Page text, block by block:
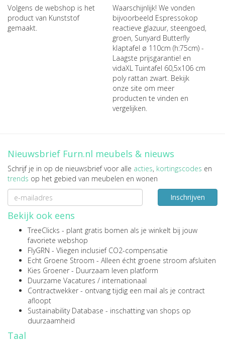
Volgens de webshop is het
product van Kunststof
gemaakt.
Waarschijnlijk! We vonden
bijvoorbeeld Espressokop
reactieve glazuur, steengoed,
groen, Sunyard Butterfly
klaptafel ø 110cm (h:75cm) -
Laagste prijsgarantie!en
vidaXL Tuintafel 60,5x106 cm
poly rattan zwart. Bekijk
onze site om meer
producten te vinden en
vergelijken.
Nieuwsbrief Furn.nl meubels & nieuws
Schrijf je in op de nieuwsbrief voor alle acties, kortingscodes en
trends op het gebied van meubelen en wonen
Inschrijven
Bekijk ook eens
TreeClicks - plant gratis bomen als je winkelt bij jouw
favoriete webshop
FlyGRN - Vliegen inclusief CO2-compensatie
Echt Groene Stroom - Alleen écht groene stroom afsluiten
Kies Groener - Duurzaam leven platform
Duurzame Vacatures / internationaal
Contractwekker - ontvang tijdig een mail als je contract
afloopt
Sustainability Database - inschatting van shops op
duurzaamheid
Taal